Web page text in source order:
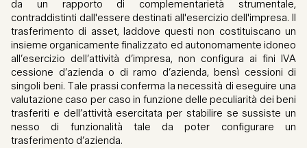
da un rapporto di complementarietà strumentale,
contraddistinti dall'essere destinati all'esercizio dell'impresa. Il
trasferimento di asset, laddove questi non costituiscano un
insieme organicamente finalizzato ed autonomamente idoneo
all’esercizio dell’attività d’impresa, non configura ai fini IVA
cessione d’azienda o di ramo d’azienda, bensì cessioni di
singoli beni. Tale prassi conferma la necessità di eseguire una
valutazione caso per caso in funzione delle peculiarità dei beni
trasferiti e dell’attività esercitata per stabilire se sussiste un
nesso di funzionalità tale da poter configurare un
trasferimento d’azienda.